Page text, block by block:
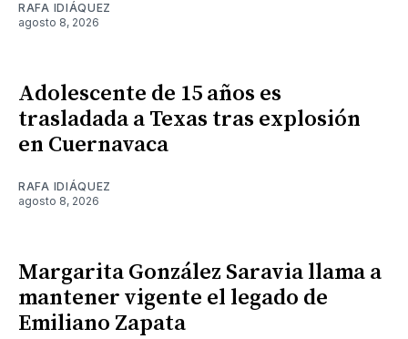
RAFA IDIÁQUEZ
agosto 8, 2026
Adolescente de 15 años es
trasladada a Texas tras explosión
en Cuernavaca
RAFA IDIÁQUEZ
agosto 8, 2026
Margarita González Saravia llama a
mantener vigente el legado de
Emiliano Zapata